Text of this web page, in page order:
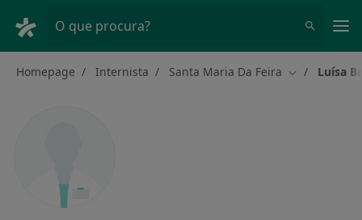
O que procura?
Homepage Internista Santa Maria Da Feira Mudar de
Luísa